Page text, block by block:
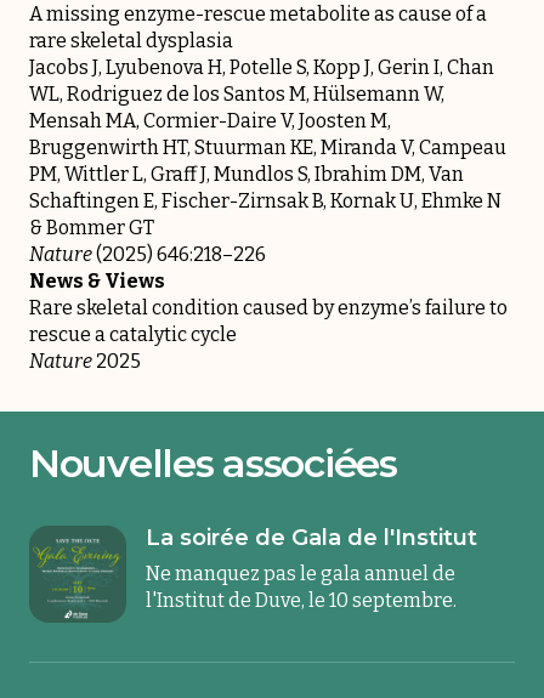
A missing enzyme-rescue metabolite as cause of a
rare skeletal dysplasia
Jacobs J, Lyubenova H, Potelle S, Kopp J, Gerin I, Chan
WL, Rodriguez de los Santos M, Hülsemann W,
Mensah MA, Cormier-Daire V, Joosten M,
Bruggenwirth HT, Stuurman KE, Miranda V, Campeau
PM, Wittler L, Graff J, Mundlos S, Ibrahim DM, Van
Schaftingen E, Fischer-Zirnsak B, Kornak U, Ehmke N
& Bommer GT
Nature(2025) 646:218–226
News & Views
Rare skeletal condition caused by enzyme’s failure to
rescue a catalytic cycle
Nature 2025
Nouvelles associées
La soirée de Gala de l'Institut
Ne manquez pas le gala annuel de
l'Institut de Duve, le 10 septembre.